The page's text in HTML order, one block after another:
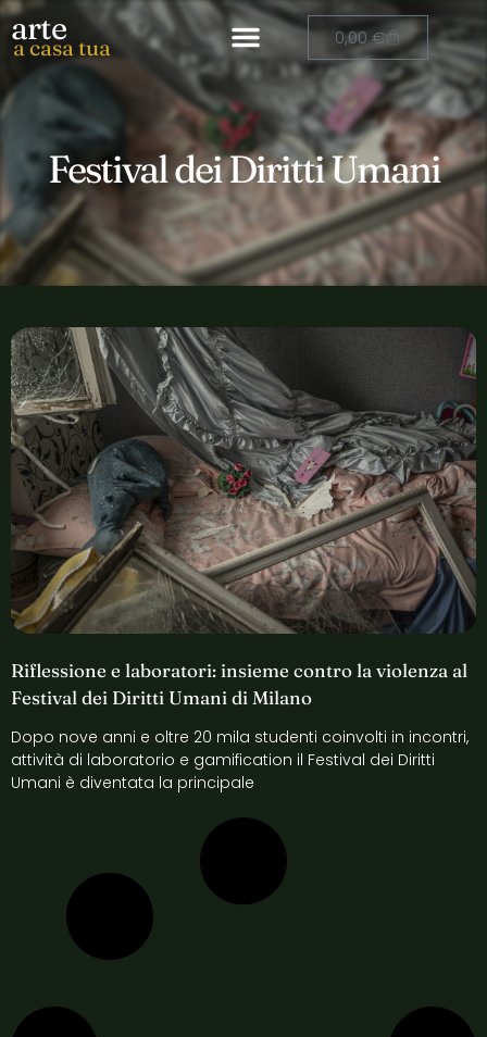
arte
a casa tua 0,00€
Festival dei Diritti Umani
Riflessione e laboratori: insieme contro la violenza al
Festival dei Diritti Umani di Milano
Dopo nove anni e oltre 20 mila studenti coinvolti in incontri,
attività di laboratorio e gamification il Festival dei Diritti
Umani è diventata la principale